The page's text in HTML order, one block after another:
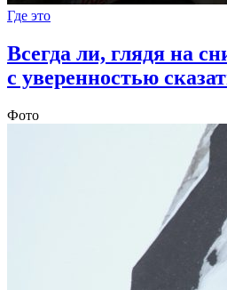
Где это
Всегда ли, глядя на
с уверенностью
Фото